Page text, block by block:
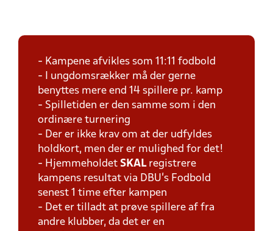
- Kampene afvikles som 11:11 fodbold
- I ungdomsrækker må der gerne
benyttes mere end 14 spillere pr. kamp
- Spilletiden er den samme som i den
ordinære turnering
- Der er ikke krav om at der udfyldes
holdkort, men der er mulighed for det!
- Hjemmeholdet SKAL registrere
kampens resultat via DBU's Fodbold
senest 1 time efter kampen
- Det er tilladt at prøve spillere af fra
andre klubber, da det er en